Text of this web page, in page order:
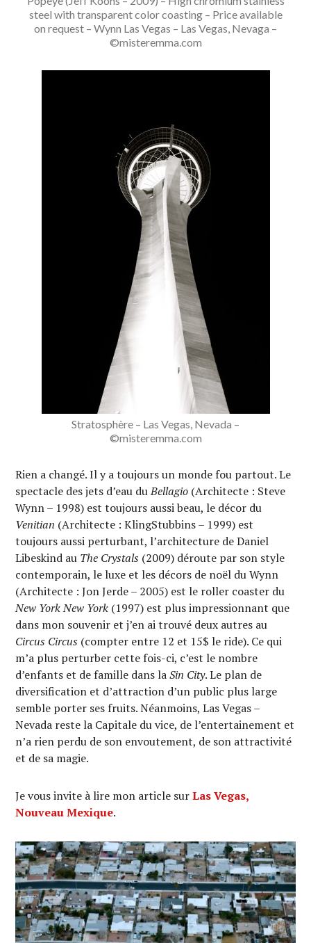
steel with transparent color coasting – Price available
on request – Wynn Las Vegas – Las Vegas, Nevaga –
©misteremma.com
Stratosphère – Las Vegas, Nevada –
©misteremma.com
Rien a changé. Il y a toujours un monde fou partout. Le
spectacle des jets d’eau duBellagio (Architecte : Steve
Wynn – 1998) est toujours aussi beau, le décor du
Venitian (Architecte : KlingStubbins – 1999) est
toujours aussi perturbant, l’architecture de Daniel
Libeskind au The Crystals (2009) déroute par son style
contemporain, le luxe et les décors de noël du Wynn
(Architecte : Jon Jerde – 2005) est le roller coaster du
New York New York (1997) est plus impressionnant que
dans mon souvenir et j’en ai trouvé deux autres au
Circus Circus (compter entre 12 et 15$ le ride). Ce qui
m’a plus perturber cette fois-ci, c’est le nombre
d’enfants et de famille dans laSin City. Le plan de
diversification et d’attraction d’un public plus large
semble porter ses fruits. Néanmoins, Las Vegas –
Nevada reste la Capitale du vice, de l’entertainement et
n’a rien perdu de son envoutement, de son attractivité
et de sa magie.
Je vous invite à lire mon article surLas Vegas,
Nouveau Mexique.